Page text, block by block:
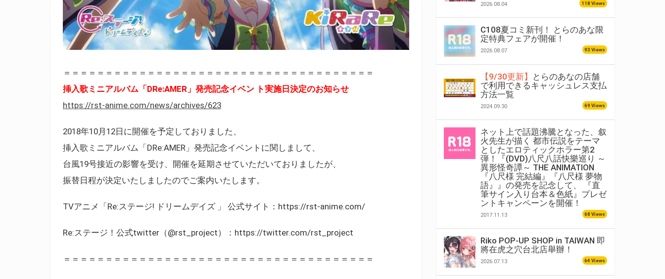
＝＝＝＝＝＝＝＝＝＝＝＝＝＝＝＝＝＝＝＝＝＝＝＝＝＝＝＝＝＝＝＝＝＝＝＝＝
挿入歌ミニアルバム「DRe:AMER」発売記念イベン ト実施日決定のお知らせ
https://rst-anime.com/news/archives/623
2018年10月12日に開催を予定しておりました、
挿入歌ミニアルバム「DRe:AMER」発売記念イベントに関しまして、
台風19号接近の影響を受け、開催を延期させていただいておりましたが、
振替日程が決定いたしましたのでご案内いたします。
TVアニメ「Re:ステージ! ドリームデイズ 」 公式サイト：https://rst-anime.com/
Re:ステージ！公式twitter（@rst_project）：https://twitter.com/rst_project
＝＝＝＝＝＝＝＝＝＝＝＝＝＝＝＝＝＝＝＝＝＝＝＝＝＝＝＝＝＝＝＝＝＝＝＝＝
2026.08.04 118 Views
C108夏コミ新刊！ とらのあな限
定特典フェアが開催！
2026.08.07 93 Views
【9/30更新】
とらのあなの店舗
で利用できるキャッシュレス支払
方法一覧
2024.09.30 69 Views
ネット上で話題沸騰となった、叙
火先生が描く 都市伝説をテーマ
としたエロティックホラー第2
弾！『(DVD)八尺八話快樂巡り ～
異形怪奇譚～ THE ANIMATION
『八尺様 完結編』『八尺様 夢物
語』』の発売を記念して、 『直
筆サイン入り台本＆色紙』プレゼ
ントキャンペーンを開催！
2017.11.13 68 Views
Riko POP-UP SHOP in TAIWAN 即
將在虎之穴台北店舉辦！
2026.07.13 64 Views